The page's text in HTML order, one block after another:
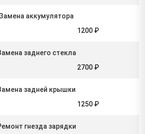
Замена аккумулятора
1200 ₽
заднего стекла
2700 ₽
задней крышки
1250 ₽
гнезда зарядки